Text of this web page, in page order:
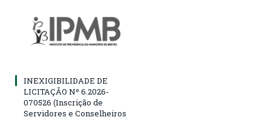
INEXIGIBILIDADE DE
LICITAÇÃO Nº 6.2026-
070526 (Inscrição de
Servidores e Conselheiros